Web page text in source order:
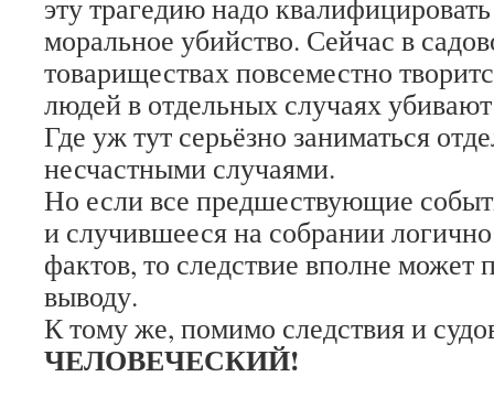
эту трагедию надо
моральное убийство. Сейчас в
товариществах повсеместно
людей в отдельных случаях
Где уж тут серьёзно заниматься
несчастными случаями.
Но если все предшествующие
и случившееся на собрании логично
фактов, то следствие вполне может
выводу.
К тому же, помимо следствия и
ЧЕЛОВЕЧЕСКИЙ!